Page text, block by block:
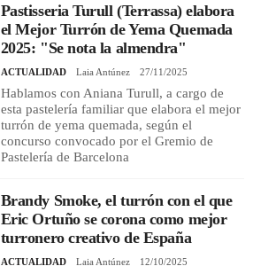
Pastisseria Turull (Terrassa) elabora
el Mejor Turrón de Yema Quemada
2025: "Se nota la almendra"
ACTUALIDAD Laia Antúnez 27/11/2025
Hablamos con Aniana Turull, a cargo de
esta pastelería familiar que elabora el mejor
turrón de yema quemada, según el
concurso convocado por el Gremio de
Pastelería de Barcelona
Brandy Smoke, el turrón con el que
Eric Ortuño se corona como mejor
turronero creativo de España
ACTUALIDAD Laia Antúnez 12/10/2025